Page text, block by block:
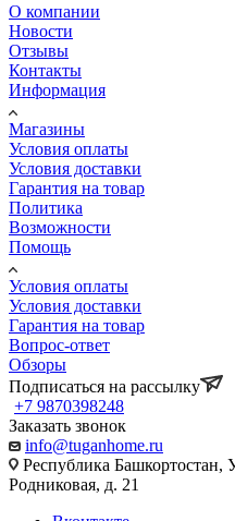
О компании
Новости
Отзывы
Контакты
Информация
Магазины
Условия оплаты
Условия доставки
Гарантия на товар
Политика
Возможности
Помощь
Условия оплаты
Условия доставки
Гарантия на товар
Вопрос-ответ
Обзоры
Подписаться на рассылку
+7 9870398248
Заказать звонок
info@tuganhome.ru
Республика
Родниковая, д. 21